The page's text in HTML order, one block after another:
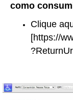
como
Clique
[https://